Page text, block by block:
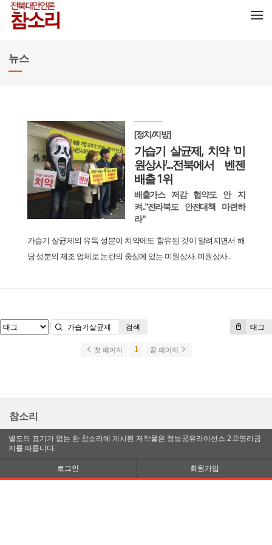
뉴스
[정치/지방]
가습기 살균제, 치약 '미
원상사'...전북에서 벤젠
배출 1위
배출가스 저감 협약도 안 지
켜..."전라북도 안전대책 마련하
라"
가습기 살균제의 유독 성분이 치약에도 함유된 것이 알려지면서 해
당 성분의 제조 업체로 논란의 중심에 있는 미원상사. 미원상사...
태그
검색
첫 페이지 1 끝 페이지
참소리
별도의 표기가 없는 한 참소리에 게시된 저작물은 정보공유라이선스 2.0:영리금
지를 따릅니다.
로그인
회원가입